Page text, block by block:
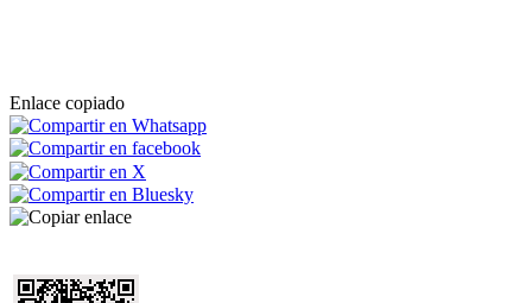
Enlace copiado